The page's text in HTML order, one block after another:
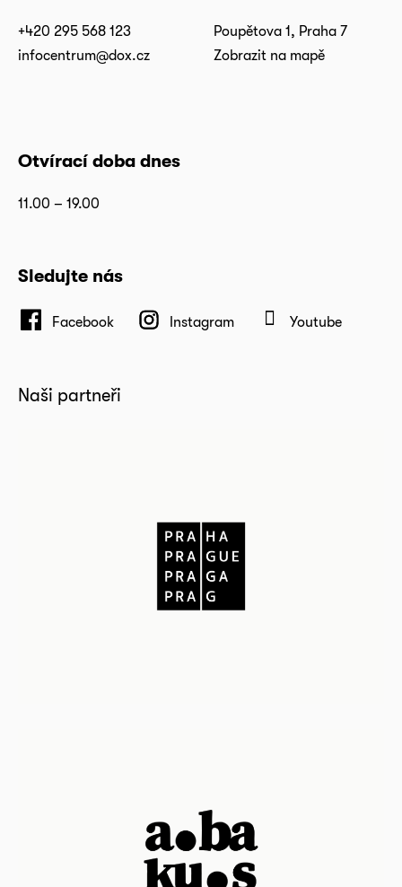
+420 295 568 123
infocentrum@dox.cz
Poupětova 1, Praha 7
Zobrazit na mapě
Otvírací doba dnes
11.00 – 19.00
Sledujte nás
Facebook Instagram Youtube
Naši partneři